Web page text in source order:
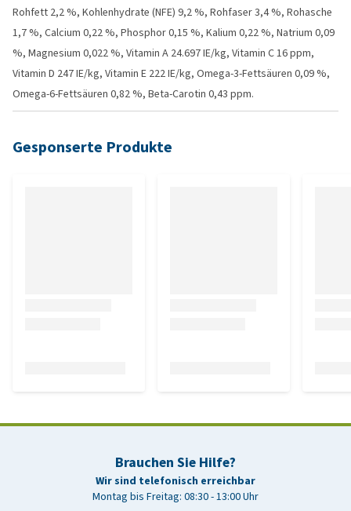
Rohfett 2,2 %, Kohlenhydrate (NFE) 9,2 %, Rohfaser 3,4 %, Rohasche
1,7 %, Calcium 0,22 %, Phosphor 0,15 %, Kalium 0,22 %, Natrium 0,09
%, Magnesium 0,022 %, Vitamin A 24.697 IE/kg, Vitamin C 16 ppm,
Vitamin D 247 IE/kg, Vitamin E 222 IE/kg, Omega-3-Fettsäuren 0,09 %,
Omega-6-Fettsäuren 0,82 %, Beta-Carotin 0,43 ppm.
Gesponserte Produkte
Brauchen Sie Hilfe?
Wir sind telefonisch erreichbar
Montag bis Freitag: 08:30 - 13:00 Uhr